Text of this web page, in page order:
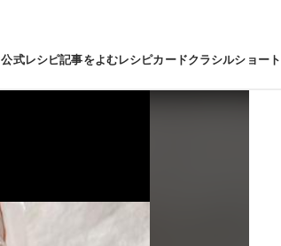
公式レシピ記事をよむレシピカードクラシルショート